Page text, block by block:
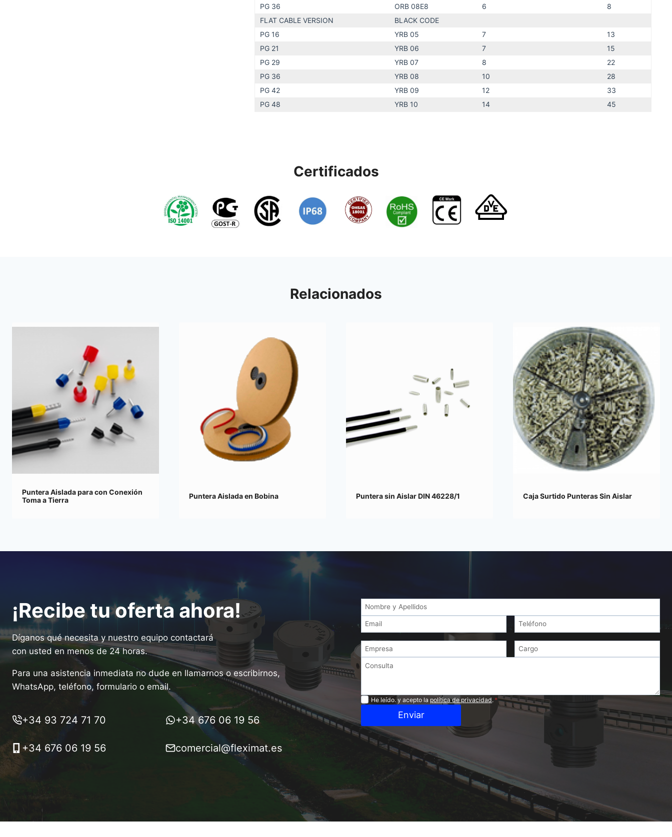
PG 36
ORB 08E8 6
8
FLAT CABLE VERSION
BLACK CODE
PG 16
YRB 05 7
13
PG 21
YRB 06 7
15
PG 29
YRB 07 8
22
PG 36
YRB 08 10
28
PG 42
YRB 09 12
33
PG 48
YRB 10 14 45
Certificados
Relacionados
Puntera Aislada para con Conexión
Toma a Tierra
Puntera Aislada en Bobina Puntera sin Aislar DIN 46228/1 Caja Surtido Punteras Sin Aislar
¡Recibe tu oferta ahora!
Díganos qué necesita y nuestro equipo contactará
con usted en menos de 24 horas.
Para una asistencia inmediata no dude en llamarnos o escribirnos,
WhatsApp, teléfono, formulario o email.
+34 93 724 71 70 +34 676 06 19 56
+34 676 06 19 56 comercial@fleximat.es
Privacidad
He leído. y acepto la política de privacidad. *
Enviar